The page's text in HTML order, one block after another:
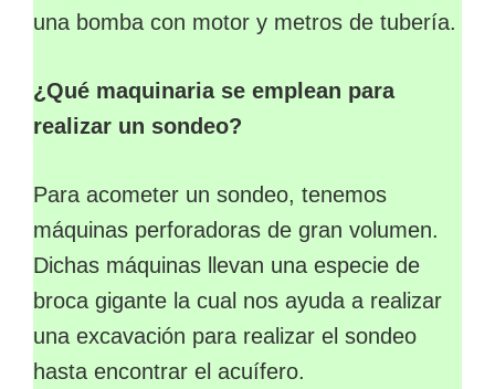
una bomba con motor y metros de tubería.
¿Qué maquinaria se emplean para
realizar un sondeo?
Para acometer un sondeo, tenemos
máquinas perforadoras de gran volumen.
Dichas máquinas llevan una especie de
broca gigante la cual nos ayuda a realizar
una excavación para realizar el sondeo
hasta encontrar el acuífero.